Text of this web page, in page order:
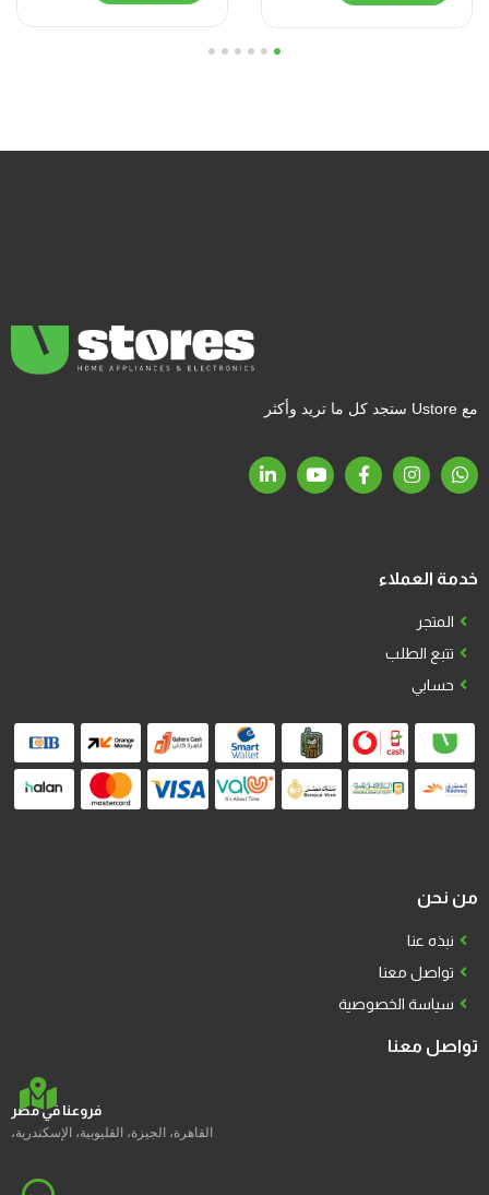
1
2
مع Ustore ستجد كل ما تريد وأكثر
خدمة العملاء
المتجر
تتبع الطلب
حسابي
من نحن
نبذه عنا
تواصل معنا
سياسة الخصوصية
تواصل معنا
فروعنا في مصر
القاهرة، الجيزة، القليوبية، الإسكندرية،